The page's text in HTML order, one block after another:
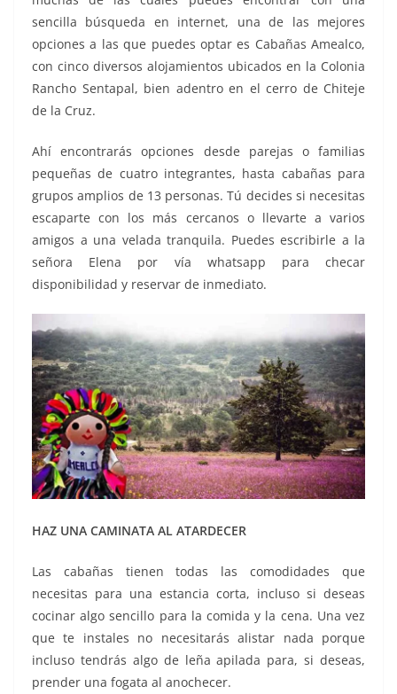
sencilla búsqueda en internet, una de las mejores
opciones a las que puedes optar es Cabañas Amealco,
con cinco diversos alojamientos ubicados en la Colonia
Rancho Sentapal, bien adentro en el cerro de Chiteje
de la Cruz.
Ahí encontrarás opciones desde parejas o familias
pequeñas de cuatro integrantes, hasta cabañas para
grupos amplios de 13 personas. Tú decides si necesitas
escaparte con los más cercanos o llevarte a varios
amigos a una velada tranquila. Puedes escribirle a la
señora Elena por vía whatsapp para checar
disponibilidad y reservar de inmediato.
HAZ UNA CAMINATA AL ATARDECER
Las cabañas tienen todas las comodidades que
necesitas para una estancia corta, incluso si deseas
cocinar algo sencillo para la comida y la cena. Una vez
que te instales no necesitarás alistar nada porque
incluso tendrás algo de leña apilada para, si deseas,
prender una fogata al anochecer.